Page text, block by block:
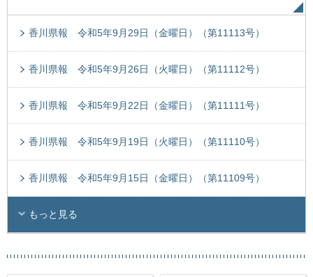
香川県報 令和5年9月29日（金曜日）（第11113号）
香川県報 令和5年9月26日（火曜日）（第11112号）
香川県報 令和5年9月22日（金曜日）（第11111号）
香川県報 令和5年9月19日（火曜日）（第11110号）
香川県報 令和5年9月15日（金曜日）（第11109号）
もっと見る